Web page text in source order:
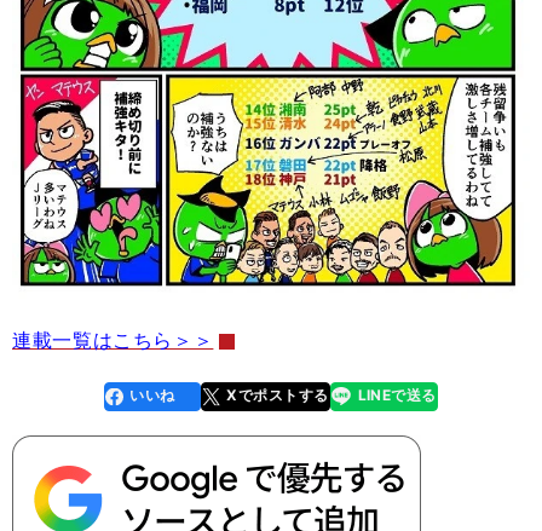
連載一覧はこちら＞＞
faceboo
k
いいね Xでポストする
line LINEで送る